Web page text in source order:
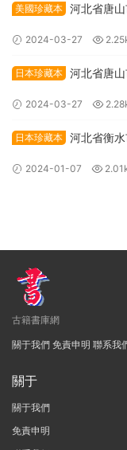
美國珍藏本 河北省唐
2024-03-27
日本珍藏本 河北省唐
2024-03-27
日本珍藏本 河北省衡
2024-01-07
古籍書庫網
關于我們 免責申明 聯系我
關于
關于我們
免責申明